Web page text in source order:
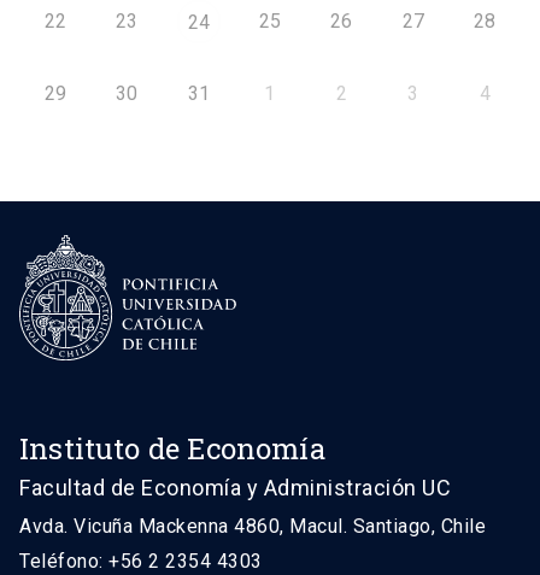
22 23 24 25 26 27 28
29 30 31 1 2 3 4
Instituto de Economía
Facultad de Economía y Administración UC
Avda. Vicuña Mackenna 4860, Macul. Santiago, Chile
Teléfono: +56 2 2354 4303